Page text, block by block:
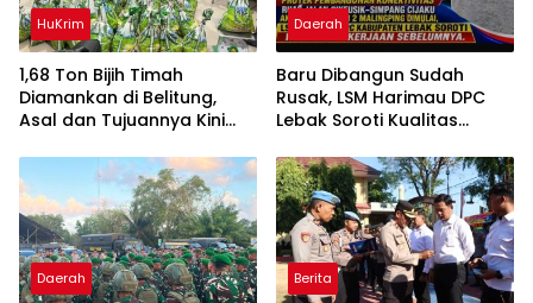
HuKrim
1,68 Ton Bijih Timah
Diamankan di Belitung,
Asal dan Tujuannya Kini
Daerah
Baru Dibangun Sudah
Rusak, LSM Harimau DPC
Lebak Soroti Kualitas
Cikeusik-Simpang Cijaku
Daerah Berita